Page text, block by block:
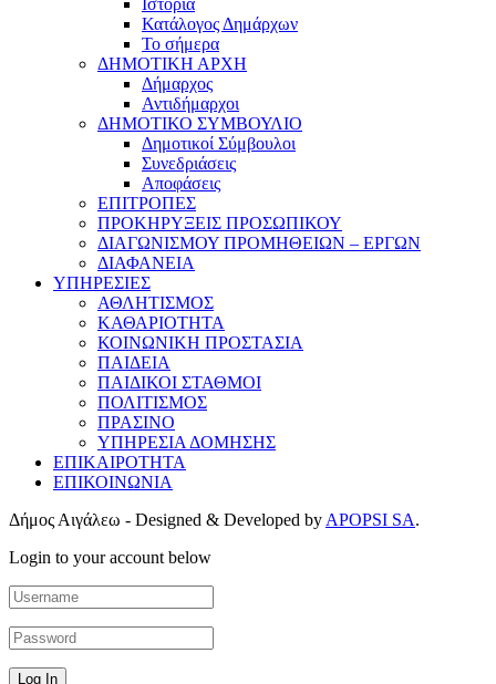
Ιστορία
Κατάλογος Δημάρχων
Το σήμερα
ΔΗΜΟΤΙΚΗ ΑΡΧΗ
Δήμαρχος
Αντιδήμαρχοι
ΔΗΜΟΤΙΚΟ ΣΥΜΒΟΥΛΙΟ
Δημοτικοί Σύμβουλοι
Συνεδριάσεις
Αποφάσεις
ΕΠΙΤΡΟΠΕΣ
ΠΡΟΚΗΡΥΞΕΙΣ ΠΡΟΣΩΠΙΚΟΥ
ΔΙΑΓΩΝΙΣΜΟΥ ΠΡΟΜΗΘΕΙΩΝ – ΕΡΓΩΝ
ΔΙΑΦΑΝΕΙΑ
ΥΠΗΡΕΣΙΕΣ
ΑΘΛΗΤΙΣΜΟΣ
ΚΑΘΑΡΙΟΤΗΤΑ
ΚΟΙΝΩΝΙΚΗ ΠΡΟΣΤΑΣΙΑ
ΠΑΙΔΕΙΑ
ΠΑΙΔΙΚΟΙ ΣΤΑΘΜΟΙ
ΠΟΛΙΤΙΣΜΟΣ
ΠΡΑΣΙΝΟ
ΥΠΗΡΕΣΙΑ ΔΟΜΗΣΗΣ
ΕΠΙΚΑΙΡΟΤΗΤΑ
ΕΠΙΚΟΙΝΩΝΙΑ
Δήμος Αιγάλεω - Designed & Developed by APOPSI SA.
Login to your account below